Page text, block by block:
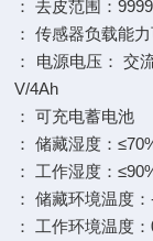
： 去皮范围：
： 传感器负载能
： 电源电压： 交
V/4Ah
： 可充电蓄电池
： 储藏湿度：
： 工作湿度：
： 储藏环境温度
： 工作环境温度